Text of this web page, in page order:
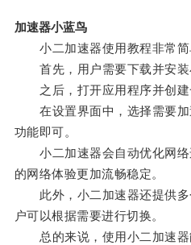
加速器小蓝鸟
小二加速器使用教程非常简
首先，用户需要下载并安装
之后，打开应用程序并创建
在设置界面中，选择需要加
功能即可。
小二加速器会自动优化网络
的网络体验更加流畅稳定。
此外，小二加速器还提供多
户可以根据需要进行切换。
总的来说，使用小二加速器